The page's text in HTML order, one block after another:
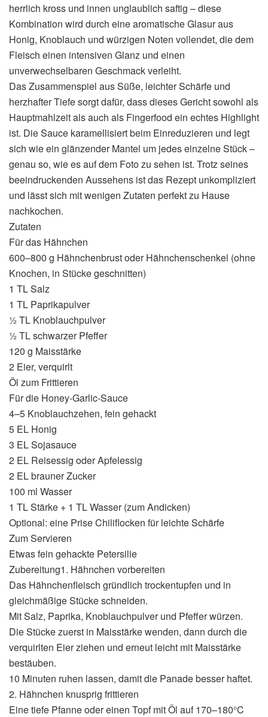
herrlich kross und innen unglaublich saftig – diese
Kombination wird durch eine aromatische Glasur aus
Honig, Knoblauch und würzigen Noten vollendet, die dem
Fleisch einen intensiven Glanz und einen
unverwechselbaren Geschmack verleiht.
Das Zusammenspiel aus Süße, leichter Schärfe und
herzhafter Tiefe sorgt dafür, dass dieses Gericht sowohl als
Hauptmahlzeit als auch als Fingerfood ein echtes Highlight
ist. Die Sauce karamellisiert beim Einreduzieren und legt
sich wie ein glänzender Mantel um jedes einzelne Stück –
genau so, wie es auf dem Foto zu sehen ist. Trotz seines
beeindruckenden Aussehens ist das Rezept unkompliziert
und lässt sich mit wenigen Zutaten perfekt zu Hause
nachkochen.
Zutaten
Für das Hähnchen
600–800 g Hähnchenbrust oder Hähnchenschenkel (ohne
Knochen, in Stücke geschnitten)
1 TL Salz
1 TL Paprikapulver
½ TL Knoblauchpulver
½ TL schwarzer Pfeffer
120 g Maisstärke
2 Eier, verquirlt
Öl zum Frittieren
Für die Honey-Garlic-Sauce
4–5 Knoblauchzehen, fein gehackt
5 EL Honig
3 EL Sojasauce
2 EL Reisessig oder Apfelessig
2 EL brauner Zucker
100 ml Wasser
1 TL Stärke + 1 TL Wasser (zum Andicken)
Optional: eine Prise Chiliflocken für leichte Schärfe
Zum Servieren
Etwas fein gehackte Petersilie
Zubereitung1. Hähnchen vorbereiten
Das Hähnchenfleisch gründlich trockentupfen und in
gleichmäßige Stücke schneiden.
Mit Salz, Paprika, Knoblauchpulver und Pfeffer würzen.
Die Stücke zuerst in Maisstärke wenden, dann durch die
verquirlten Eier ziehen und erneut leicht mit Maisstärke
bestäuben.
10 Minuten ruhen lassen, damit die Panade besser haftet.
2. Hähnchen knusprig frittieren
Eine tiefe Pfanne oder einen Topf mit Öl auf 170–180°C